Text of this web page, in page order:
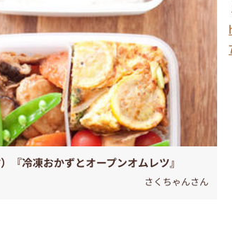
『冷凍おかずとオープンオムレツ』
さくちゃんさん